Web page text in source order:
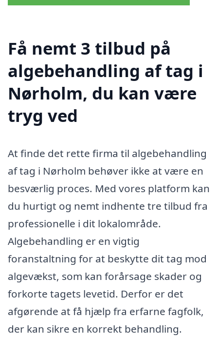
Få nemt 3 tilbud på
algebehandling af tag i
Nørholm, du kan være
tryg ved
At finde det rette firma til algebehandling
af tag i Nørholm behøver ikke at være en
besværlig proces. Med vores platform kan
du hurtigt og nemt indhente tre tilbud fra
professionelle i dit lokalområde.
Algebehandling er en vigtig
foranstaltning for at beskytte dit tag mod
algevækst, som kan forårsage skader og
forkorte tagets levetid. Derfor er det
afgørende at få hjælp fra erfarne fagfolk,
der kan sikre en korrekt behandling.